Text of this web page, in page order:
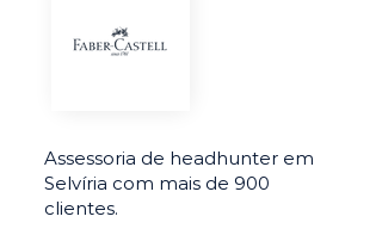
Assessoria de headhunter em
Selvíria com mais de 900
clientes.